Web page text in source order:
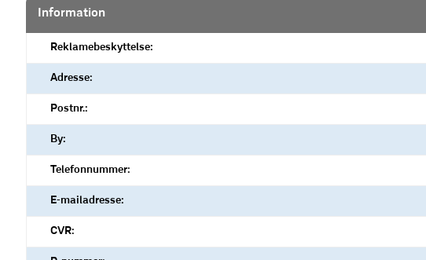
Information
Reklamebeskyttelse:
Adresse:
Postnr.:
By:
Telefonnummer:
E-mailadresse:
CVR: